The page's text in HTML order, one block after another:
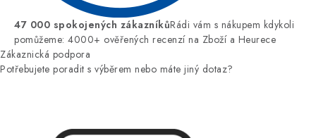
47 000 spokojených zákazníkůRádi vám s nákupem kdykoli
pomůžeme: 4000+ ověřených recenzí na Zboží a Heurece
Zákaznická podpora
Potřebujete poradit s výběrem nebo máte jiný dotaz?